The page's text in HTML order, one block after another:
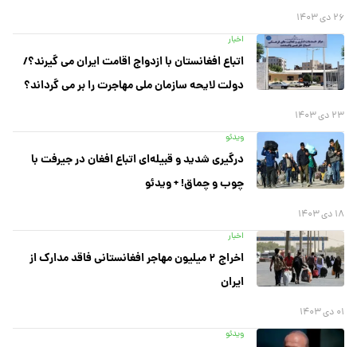
۲۶ دی ۱۴۰۳
اخبار
اتباع افغانستان با ازدواج اقامت ایران می گیرند؟/
دولت لایحه سازمان ملی مهاجرت را بر می گرداند؟
۲۳ دی ۱۴۰۳
ویدئو
درگیری شدید و قبیله‌ای اتباع افغان در جیرفت با
چوب و چماق! + ویدئو
۱۸ دی ۱۴۰۳
اخبار
اخراج ۲ میلیون مهاجر افغانستانی فاقد مدارک از
ایران
۰۱ دی ۱۴۰۳
ویدئو